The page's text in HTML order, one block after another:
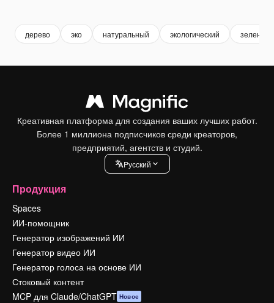
дерево эко натуральный экологический зеленая
Креативная платформа для создания ваших лучших работ.
Более 1 миллиона подписчиков среди креаторов,
предприятий, агентств и студий.
Pусский
Продукция
Spaces
ИИ-помощник
Генератор изображений ИИ
Генератор видео ИИ
Генератор голоса на основе ИИ
Стоковый контент
MCP для Claude/ChatGPT Новое